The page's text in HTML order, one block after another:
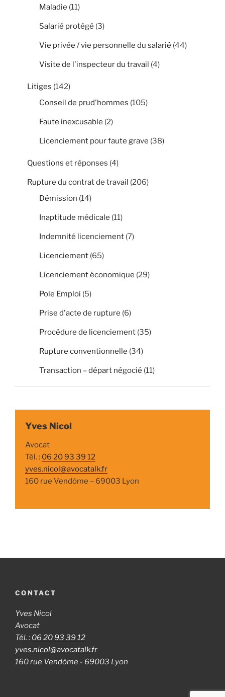
Maladie (11)
Salarié protégé (3)
Vie privée / vie personnelle du salarié (44)
Visite de l'inspecteur du travail (4)
Litiges (142)
Conseil de prud'hommes (105)
Faute inexcusable (2)
Licenciement pour faute grave (38)
Questions et réponses (4)
Rupture du contrat de travail (206)
Démission (14)
Inaptitude médicale (11)
Indemnité licenciement (7)
Licenciement (65)
Licenciement économique (29)
Pole Emploi (5)
Prise d'acte de rupture (6)
Procédure de licenciement (35)
Rupture conventionnelle (34)
Transaction – départ négocié (11)
Yves Nicol
Avocat
Tél. : 06 20 93 39 12
yves.nicol@avocatalk.fr
160 rue Vendôme – 69003 Lyon
CONTACT
Yves Nicol
Avocat
Tél. : 06 20 93 39 12
yves.nicol@avocatalk.fr
160 rue Vendôme - 69003 Lyon